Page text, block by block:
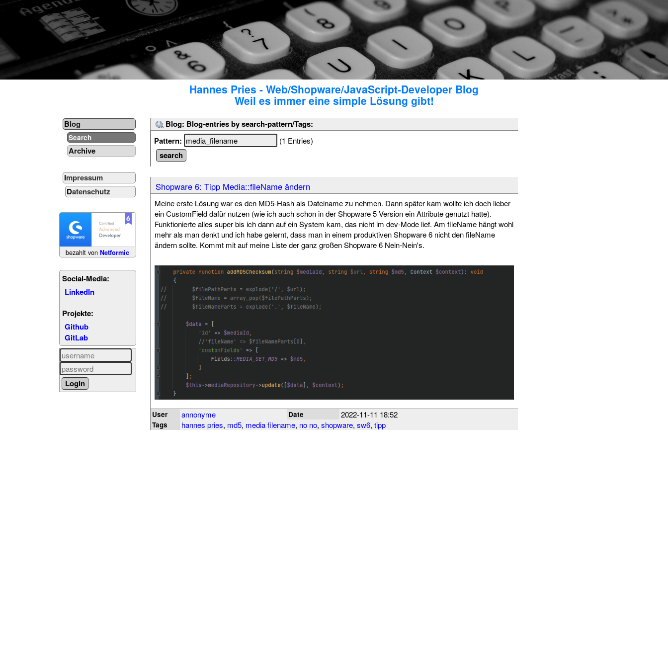
Hannes Pries - Web/Shopware/JavaScript-Developer Blog
Weil es immer eine simple Lösung gibt!
Blog
Search
Archive
Impressum
Datenschutz
bezahlt vonNetformic
Social-Media:
LinkedIn
Projekte:
Github
GitLab
Blog: Blog-entries by search-pattern/Tags:
Pattern:
(1 Entries)
Shopware 6: Tipp Media::fileName ändern
Meine erste Lösung war es den MD5-Hash als Dateiname zu nehmen. Dann später kam wollte ich doch lieber
ein CustomField dafür nutzen (wie ich auch schon in der Shopware 5 Version ein Attribute genutzt hatte).
Funktionierte alles super bis ich dann auf ein System kam, das nicht im dev-Mode lief. Am fileName hängt wohl
mehr als man denkt und ich habe gelernt, dass man in einem produktiven Shopware 6 nicht den fileName
ändern sollte. Kommt mit auf meine Liste der ganz großen Shopware 6 Nein-Nein's.
User annonyme Date 2022-11-11 18:52
Tags hannes pries, md5, media filename, no no, shopware, sw6, tipp